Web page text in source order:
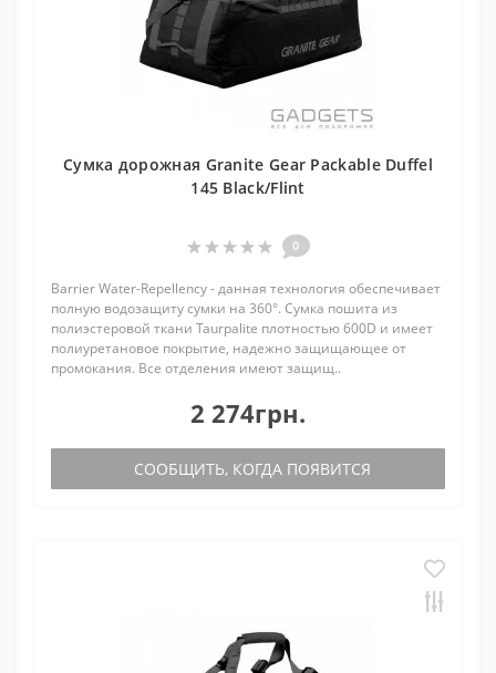
Сумка дорожная Granite Gear Packable Duffel
145 Black/Flint
0
Barrier Water-Repellency - данная технология обеспечивает
полную водозащиту сумки на 360°. Сумка пошита из
полиэстеровой ткани Taurpalite плотностью 600D и имеет
полиуретановое покрытие, надежно защищающее от
промокания. Все отделения имеют защищ..
2 274грн.
СООБЩИТЬ, КОГДА ПОЯВИТСЯ